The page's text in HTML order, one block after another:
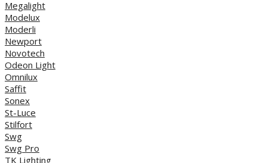
Megalight
Modelux
Moderli
Newport
Novotech
Odeon Light
Omnilux
Saffit
Sonex
St-Luce
Stilfort
Swg
Swg Pro
TK Lighting